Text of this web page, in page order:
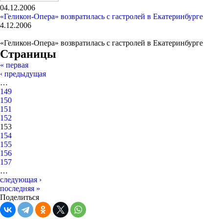
04.12.2006
«Геликон-Опера» возвратилась с гастролей в Екатеринбурге
4.12.2006
«Геликон-Опера» возвратилась с гастролей в Екатеринбурге
Страницы
« первая
‹ предыдущая
…
149
150
151
152
153
154
155
156
157
…
следующая ›
последняя »
Поделиться